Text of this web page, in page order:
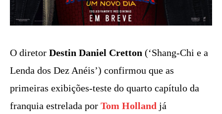
O diretor Destin Daniel Cretton (‘Shang-Chi e a
Lenda dos Dez Anéis’) confirmou que as
primeiras exibições-teste do quarto capítulo da
franquia estrelada por Tom Holland já